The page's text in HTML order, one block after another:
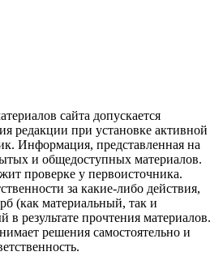
сайта допускается
редакции при установке активной
Информация, представленная на
и общедоступных материалов.
проверке у первоисточника.
за какие-либо действия,
(как материальный, так и
результате прочтения материалов.
решения самостоятельно и